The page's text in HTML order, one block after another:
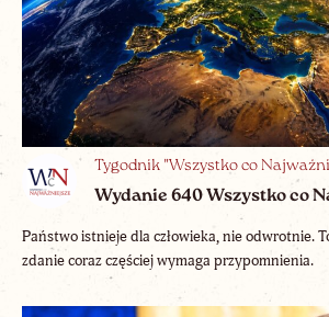
Tygodnik "Wszystko co
Wydanie 640 Wszystko co
Państwo istnieje dla człowieka, nie odwrotnie.
zdanie coraz częściej wymaga przypomnienia.